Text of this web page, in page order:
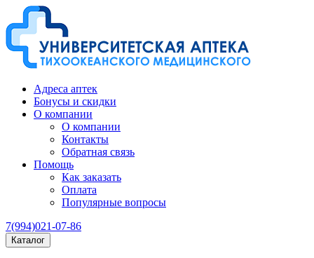
Адреса аптек
Бонусы и скидки
О компании
О компании
Контакты
Обратная связь
Помощь
Как заказать
Оплата
Популярные вопросы
7(994)021-07-86
Каталог